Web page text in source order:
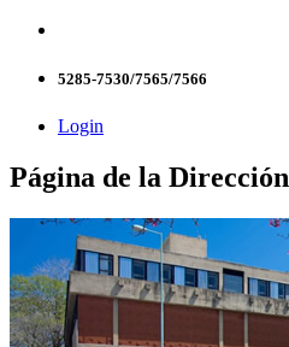
5285-7530/7565/7566
Login
Página de la Dirección